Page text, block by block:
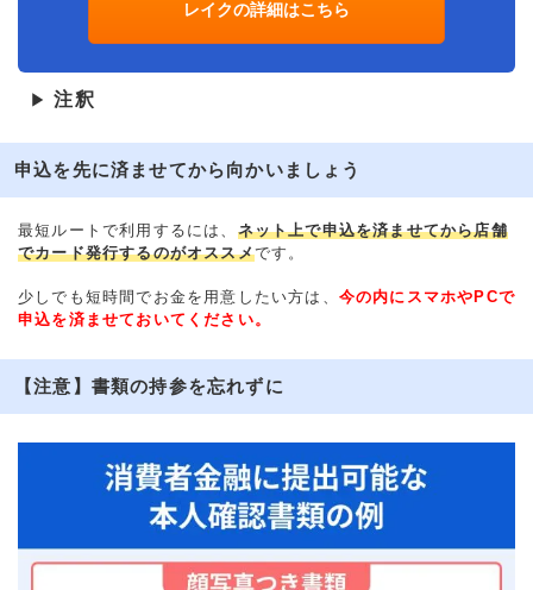
レイクの詳細はこちら
▶ 注釈
申込を先に済ませてから向かいましょう
最短ルートで利用するには、 ネット上で申込を済ませてから店舗
でカード発行するのがオススメです。
少しでも短時間でお金を用意したい方は、 今の内にスマホやPCで
申込を済ませておいてください。
【注意】書類の持参を忘れずに